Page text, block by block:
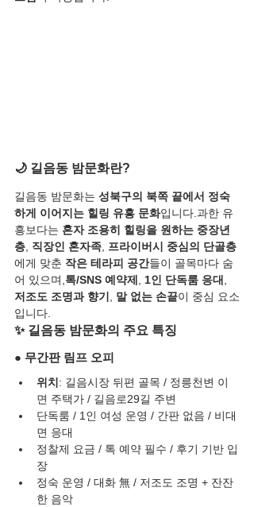
🌙 길음동 밤문화란?
길음동 밤문화는 성북구의 북쪽 끝에서 정숙
하게 이어지는 힐링 유흥 문화입니다.과한 유
흥보다는 혼자 조용히 힐링을 원하는 중장년
층, 직장인 혼자족, 프라이버시 중심의 단골층
에게 맞춘 작은 테라피 공간들이 골목마다 숨
어 있으며,톡/SNS 예약제 , 1인 단독룸 응대 ,
저조도 조명과 향기 , 말 없는 손끝이 중심 요소
입니다.
✨ 길음동 밤문화의 주요 특징
● 무간판 림프 오피
위치 : 길음시장 뒤편 골목 / 정릉천변 이
면 주택가 / 길음로29길 주변
단독룸 / 1인 여성 운영 / 간판 없음 / 비대
면 응대
정찰제 요금 / 톡 예약 필수 / 후기 기반 입
장
정숙 운영 / 대화 無 / 저조도 조명 + 잔잔
한 음악